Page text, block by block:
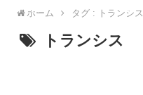
代表
代表
ホーム タグ : トランシス
トランシス